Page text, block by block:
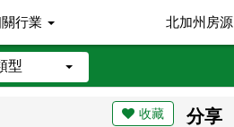
行業 北加州房源
型
收藏 分享